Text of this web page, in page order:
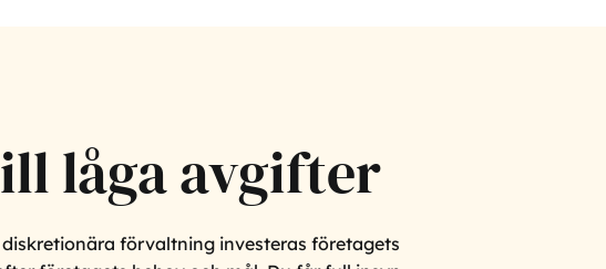
låga avgifter
förvaltning investeras företagets